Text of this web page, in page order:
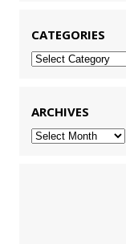
CATEGORIES
Categories
ARCHIVES
Archives